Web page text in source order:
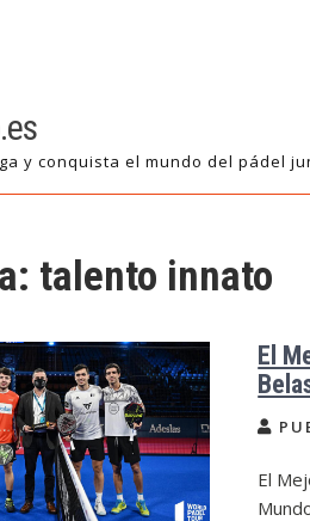
y conquista el mundo del pádel
talento innato
El
El